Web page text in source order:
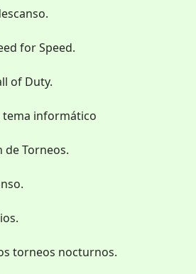
for Speed.
of Duty.
tema informático
de Torneos.
torneos nocturnos.